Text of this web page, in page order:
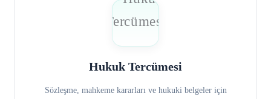
Hukuk Tercümesi
Sözleşme, mahkeme kararları ve hukuki belgeler için